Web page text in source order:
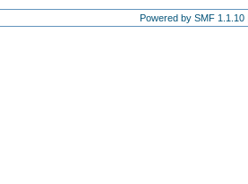
Powered by SMF 1.1.10